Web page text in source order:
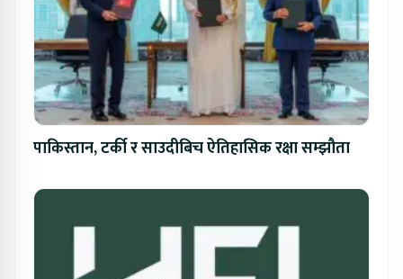
पाकिस्तान, टर्की र साउदीबिच ऐतिहासिक रक्षा सम्झौता